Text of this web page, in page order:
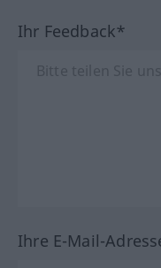
Ihr Feedback*
Ihre E-Mail-